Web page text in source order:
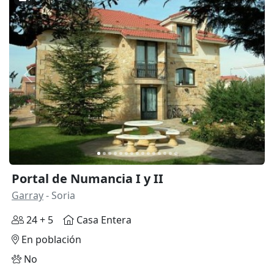
Anterior
Portal de Numancia I y II
Garray- Soria
24 + 5
Casa Entera
En población
No